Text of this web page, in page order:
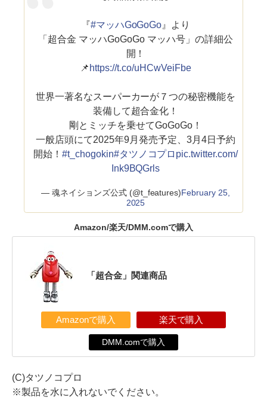
『#マッハGoGoGo 』より
「超合金 マッハGoGoGo マッハ号」の詳細公
開！
📌 https://t.co/uHCwVeiFbe
世界一著名なスーパーカーが７つの秘密機能を
装備して超合金化！
剛とミッチを乗せてGoGoGo！
一般店頭にて2025年9月発売予定、3月4日予約
開始！ #t_chogokin#タツノコプロ pic.twitter.com/
Ink9BQGrls
— 魂ネイションズ公式 (@t_features)February 25,
2025
Amazon/楽天/DMM.comで購入
「超合金」関連商品
Amazonで購入 楽天で購入
DMM.comで購入
(C)タツノコプロ
※製品を水に入れないでください。